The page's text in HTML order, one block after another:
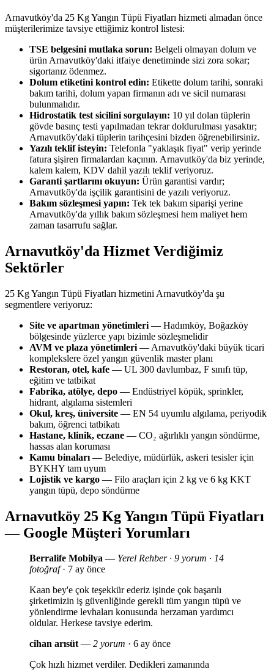
Arnavutköy'da 25 Kg Yangın Tüpü Fiyatları hizmeti almadan önce
müşterilerimize tavsiye ettiğimiz kontrol listesi:
TSE belgesini mutlaka sorun: Belgeli olmayan dolum ve
ürün Arnavutköy'daki itfaiye denetiminde sizi zora sokar;
sigortanız ödenmez.
Dolum etiketini kontrol edin: Etikette dolum tarihi, sonraki
bakım tarihi, dolum yapan firmanın adı ve sicil numarası
bulunmalıdır.
Hidrostatik test sicilini sorgulayın: 10 yıl dolan tüplerin
gövde basınç testi yapılmadan tekrar doldurulması yasaktır;
Arnavutköy'daki tüplerin tarihçesini bizden öğrenebilirsiniz.
Yazılı teklif isteyin: Telefonla "yaklaşık fiyat" verip yerinde
fatura şişiren firmalardan kaçının. Arnavutköy'da biz yerinde,
kalem kalem, KDV dahil yazılı teklif veriyoruz.
Garanti şartlarını okuyun: Ürün garantisi vardır;
Arnavutköy'da işçilik garantisini de yazılı veriyoruz.
Bakım sözleşmesi yapın: Tek tek bakım siparişi yerine
Arnavutköy'da yıllık bakım sözleşmesi hem maliyet hem
zaman tasarrufu sağlar.
Arnavutköy'da Hizmet Verdiğimiz
Sektörler
25 Kg Yangın Tüpü Fiyatları hizmetini Arnavutköy'da şu
segmentlere veriyoruz:
Site ve apartman yönetimleri — Hadımköy, Boğazköy
bölgesinde yüzlerce yapı bizimle sözleşmelidir
AVM ve plaza yönetimleri — Arnavutköy'daki büyük ticari
komplekslere özel yangın güvenlik master planı
Restoran, otel, kafe — UL 300 davlumbaz, F sınıfı tüp,
eğitim ve tatbikat
Fabrika, atölye, depo — Endüstriyel köpük, sprinkler,
hidrant, algılama sistemleri
Okul, kreş, üniversite — EN 54 uyumlu algılama, periyodik
bakım, öğrenci tatbikatı
Hastane, klinik, eczane — CO₂ ağırlıklı yangın söndürme,
hassas alan koruması
Kamu binaları — Belediye, müdürlük, askeri tesisler için
BYKHY tam uyum
Lojistik ve kargo — Filo araçları için 2 kg ve 6 kg KKT
yangın tüpü, depo söndürme
Arnavutköy 25 Kg Yangın Tüpü Fiyatları
— Google Müşteri Yorumları
Berralife Mobilya — Yerel Rehber · 9 yorum · 14
fotoğraf· 7 ay önce
Kaan bey'e çok teşekkür ederiz işinde çok başarılı
şirketimizin iş güvenliğinde gerekli tüm yangın tüpü ve
yönlendirme levhaları konusunda herzaman yardımcı
oldular. Herkese tavsiye ederim.
cihan arısüt— 2 yorum · 6 ay önce
Çok hızlı hizmet verdiler. Dedikleri zamanında